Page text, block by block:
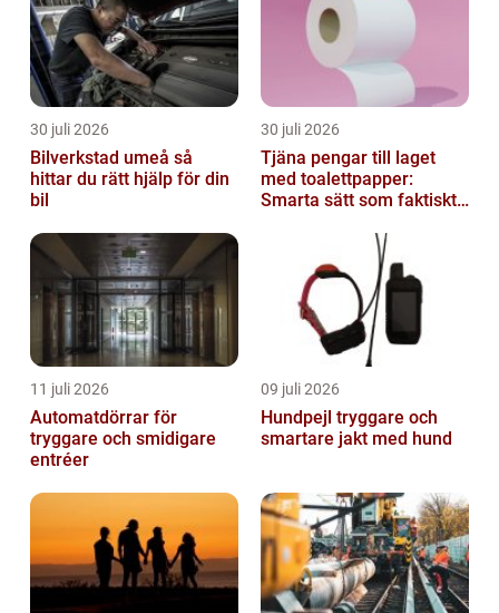
30 juli 2026
Bilverkstad umeå så
hittar du rätt hjälp för din
bil
30 juli 2026
Tjäna pengar till laget
med toalettpapper:
Smarta sätt som faktiskt
11 juli 2026
Automatdörrar för
tryggare och smidigare
entréer
09 juli 2026
Hundpejl tryggare och
smartare jakt med hund